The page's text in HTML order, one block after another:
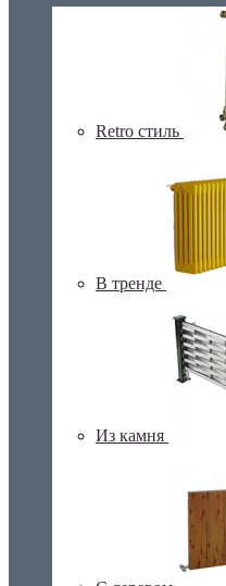
Retro стиль
В тренде
Из камня